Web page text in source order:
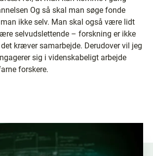
Og så skal man søge fonde
ikke selv. Man skal også være lidt
selvudslettende – forskning er ikke
det kræver samarbejde. Derudover vil jeg
sig i videnskabeligt arbejde
forskere.